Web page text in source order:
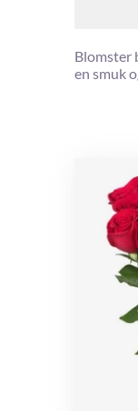
Blomster
en smuk